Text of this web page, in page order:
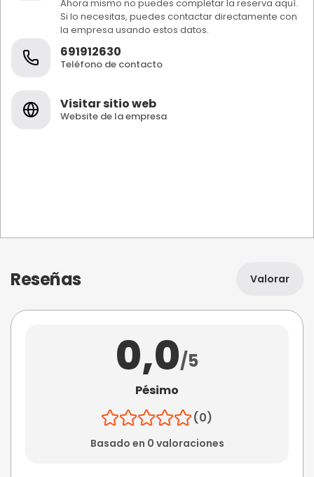
Ahora mismo no puedes completar la reserva aquí.
Si lo necesitas, puedes contactar directamente con
la empresa usando estos datos.
691912630
Teléfono de contacto
Visitar sitio web
Website de la empresa
Reseñas Valorar
0,0/5
Pésimo
(0)
Basado en 0 valoraciones